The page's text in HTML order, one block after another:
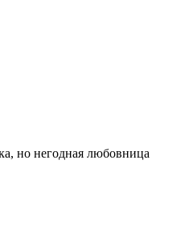
но негодная любовница